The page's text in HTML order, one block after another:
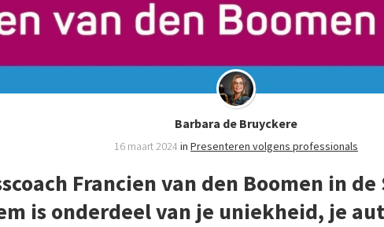
Barbara de Bruyckere
16 maart 2024 in Presenteren volgens professionals
Francien van den Boomen in
is onderdeel van je uniekheid, je